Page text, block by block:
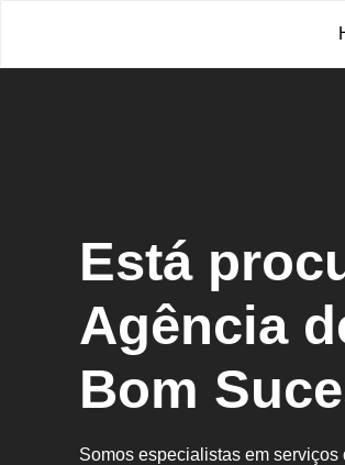
Está
Agência
Bom
Somos especialistas em